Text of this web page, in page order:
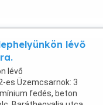
lévő
lévő
es Üzemcsarnok: 3
fedés, beton